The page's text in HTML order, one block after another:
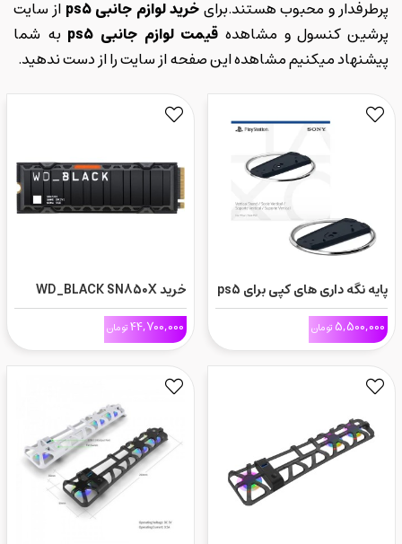
پرطرفدار و محبوب هستند.برایخرید لوازم جانبی ps5
از سایت
پرشین کنسول و مشاهده قیمت لوازم جانبی ps5
به شما
پیشنهاد میکنیم مشاهده این صفحه از سایت را از دست ندهید.
پایه نگه داری های کپی برای ps5
اسلیم- Vertical Stand
5,500,000 تومان
خرید WD_BLACK SN850X
NVMe SSD with Heatsink
1TB
44,700,000تومان